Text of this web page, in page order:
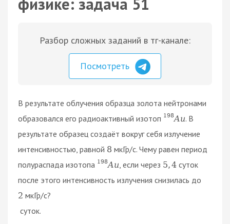
Разбор сложных заданий в тг-канале:
Посмотреть
В результате облучения образца золота нейтронами
образовался его радиоактивный изотоп 198Au. В
результате образец создаёт вокруг себя излучение
интенсивностью, равной 8 мкГр/с. Чему равен период
полураспада изотопа 198Au , если через 5,4 суток
после этого интенсивность излучения снизилась до
2 мкГр/с?
суток.